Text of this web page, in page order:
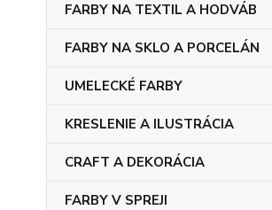
FARBY NA TEXTIL A HODVÁB
FARBY NA SKLO A PORCELÁN
UMELECKÉ FARBY
KRESLENIE A ILUSTRÁCIA
CRAFT A DEKORÁCIA
FARBY V SPREJI